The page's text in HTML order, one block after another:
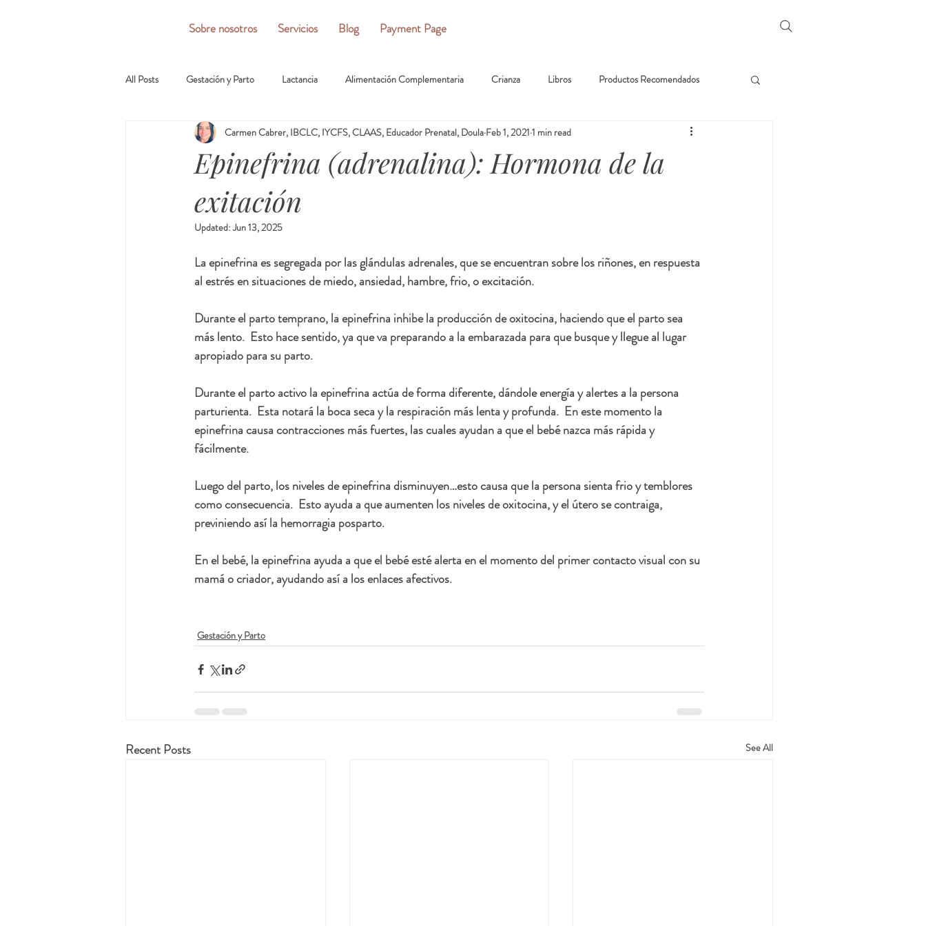
Sobre nosotros Servicios Blog Payment Page
All Posts Gestación y Parto Lactancia Alimentación Complementaria Crianza Libros Productos Recomendados
Epinefrina (adrenalina): Hormona de la
exitación
Carmen Cabrer, IBCLC, IYCFS, CLAAS, Educador Prenatal, Doula Feb 1, 2021 1 min read
Updated:Jun 13, 2025
La epinefrina es segregada por las glándulas adrenales, que se encuentran sobre los riñones, en respuesta
al estrés en situaciones de miedo, ansiedad, hambre, frio, o excitación.
Durante el parto temprano, la epinefrina inhibe la producción de oxitocina, haciendo que el parto sea
más lento.  Esto hace sentido, ya que va preparando a la embarazada para que busque y llegue al lugar
apropiado para su parto.
Durante el parto activo la epinefrina actúa de forma diferente, dándole energía y alertes a la persona
parturienta.  Esta notará la boca seca y la respiración más lenta y profunda.  En este momento la
epinefrina causa contracciones más fuertes, las cuales ayudan a que el bebé nazca más rápida y
fácilmente.
Luego del parto, los niveles de epinefrina disminuyen…esto causa que la persona sienta frio y temblores
como consecuencia.  Esto ayuda a que aumenten los niveles de oxitocina, y el útero se contraiga,
previniendo así la hemorragia posparto.
En el bebé, la epinefrina ayuda a que el bebé esté alerta en el momento del primer contacto visual con su
mamá o criador, ayudando así a los enlaces afectivos.
Gestación y Parto
Recent Posts See All